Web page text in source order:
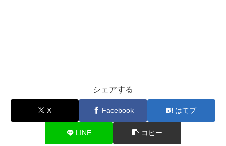
シェアする
X Facebook はてブ
LINE コピー